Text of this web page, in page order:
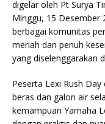
digelar oleh Pt Surya
Minggu, 15 Desember
berbagai komunitas
meriah dan penuh
yang diselenggarakan
Peserta Lexi Rush
beras dan galon air
kemampuan Yamaha